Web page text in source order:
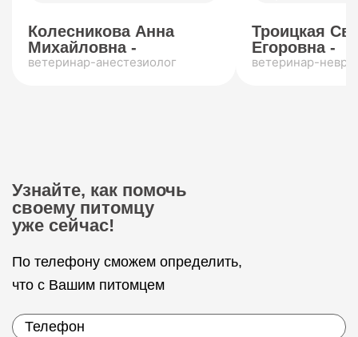
Колесникова Анна
Михайловна -
ветеринар-анестезиолог
Троицкая
Егоровна -
ветеринар-
Узнайте, как помочь
своему питомцу
уже сейчас!
По телефону сможем определить,
что с Вашим питомцем